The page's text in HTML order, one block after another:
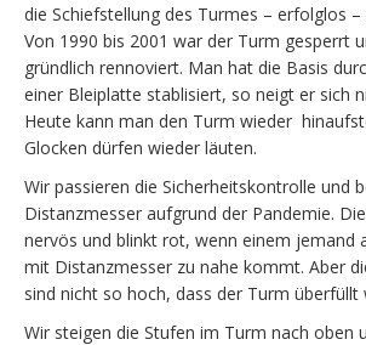
die Schiefstellung des Turmes – erfolglos
Von 1990 bis 2001 war der Turm gesperrt
gründlich rennoviert. Man hat die Basis
einer Bleiplatte stablisiert, so neigt er sich
Heute kann man den Turm wieder
Glocken dürfen wieder läuten.
Wir passieren die Sicherheitskontrolle und
Distanzmesser aufgrund der Pandemie.
nervös und blinkt rot, wenn einem jemand
mit Distanzmesser zu nahe kommt. Aber
sind nicht so hoch, dass der Turm überfüllt
Wir steigen die Stufen im Turm nach oben